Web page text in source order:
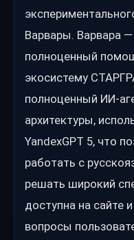
Варвары. Варвара
полноценный
экосистему
полноценный ИИ-
архитектуры,
YandexGPT 5, что
работать с
решать широкий
доступна на сайте
вопросы